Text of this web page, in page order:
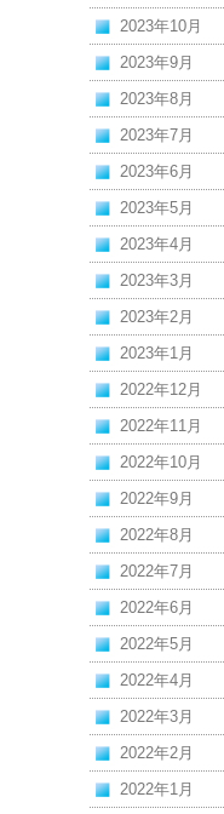
2023年10月
2023年9月
2023年8月
2023年7月
2023年6月
2023年5月
2023年4月
2023年3月
2023年2月
2023年1月
2022年12月
2022年11月
2022年10月
2022年9月
2022年8月
2022年7月
2022年6月
2022年5月
2022年4月
2022年3月
2022年2月
2022年1月